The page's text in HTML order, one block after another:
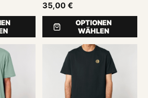
35,00 €
OPTIONEN
WÄHLEN